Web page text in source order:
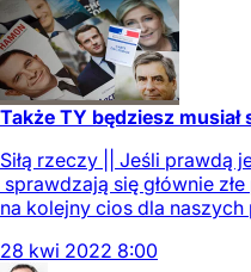
Także TY będziesz musiał
Siłą rzeczy || Jeśli prawdą
sprawdzają się głównie
na kolejny cios dla
28 kwi 2022 8:00